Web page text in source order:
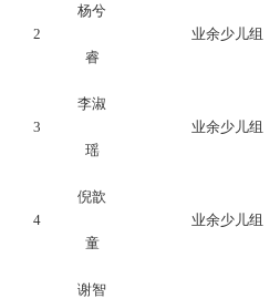
2
杨兮
睿
业余少儿组
3
李淑
瑶
业余少儿组
4
倪歆
童
业余少儿组
谢智